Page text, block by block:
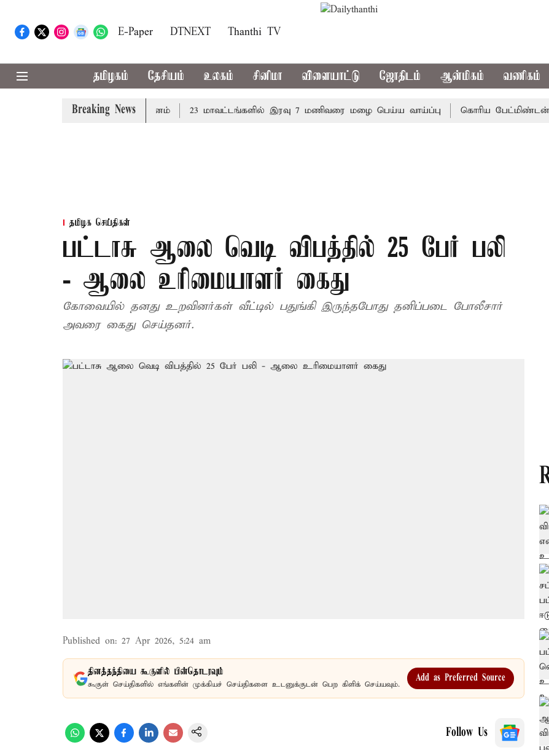
E-Paper DTNEXT Thanthi TV
தமிழகம் தேசியம் உலகம் சினிமா விளையாட்டு ஜோதிடம் ஆன்மிகம் வணிகம்
Breaking News
நாளை தனித்தீர்மானம் 23 மாவட்டங்களில் இரவு 7 மணிவரை மழை பெய்ய வாய்ப்பு கொரிய பேட்மிண்டன்
தமிழக செய்திகள்
பட்டாசு ஆலை வெடி விபத்தில் 25 பேர் பலி
- ஆலை உரிமையாளர் கைது
கோவையில் தனது உறவினர்கள் வீட்டில் பதுங்கி இருந்தபோது தனிப்படை போலீசார்
அவரை கைது செய்தனர்.
Published on: 27 Apr 2026, 5:24 am
தினத்தந்தியை கூகுளில் பின்தொடரவும்
கூகுள் செய்திகளில் எங்களின் முக்கியச் செய்திகளை உடனுக்குடன் பெற கிளிக் செய்யவும்.
Add as Preferred Source
Follow Us